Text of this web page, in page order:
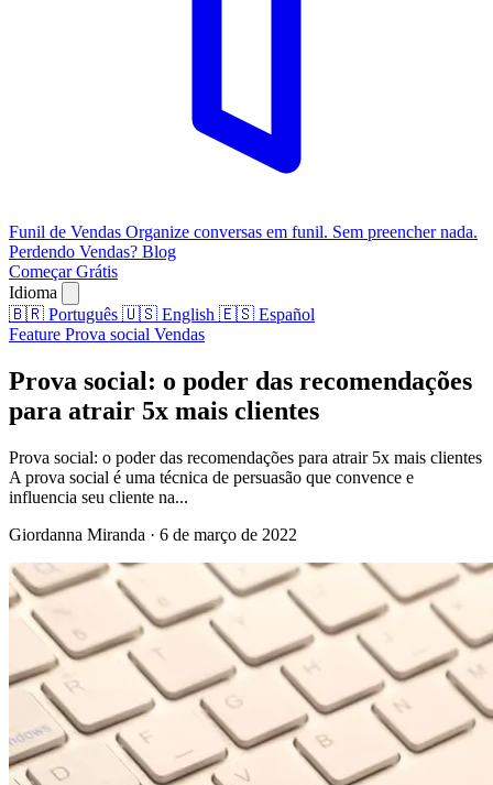
Funil de Vendas Organize conversas em funil. Sem preencher nada.
Perdendo Vendas? Blog
Começar Grátis
Idioma
🇧🇷 Português 🇺🇸 English 🇪🇸 Español
Feature Prova social Vendas
Prova social: o poder das recomendações
para atrair 5x mais clientes
Prova social: o poder das recomendações para atrair 5x mais clientes
A prova social é uma técnica de persuasão que convence e
influencia seu cliente na...
Giordanna Miranda · 6 de março de 2022